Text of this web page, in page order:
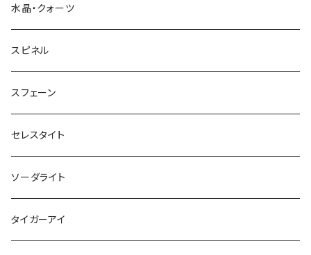
水晶・クォーツ
スピネル
スフェーン
セレスタイト
ソーダライト
タイガーアイ